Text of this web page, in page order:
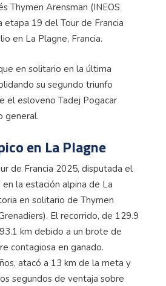
Thymen Arensman (INEOS
etapa 19 del Tour de Francia
en La Plagne, Francia.
en solitario en la última
su segundo triunfo
el esloveno Tadej Pogacar
general.
en La Plagne
de Francia 2025, disputada el
la estación alpina de La
en solitario de Thymen
El recorrido, de 129.9
km debido a un brote de
contagiosa en ganado.
atacó a 13 km de la meta y
segundos de ventaja sobre